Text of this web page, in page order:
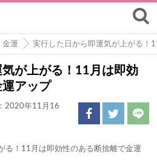
金運 実行した日から即運気が上がる！
が上がる！11月は即効
アップ
2020年11月16